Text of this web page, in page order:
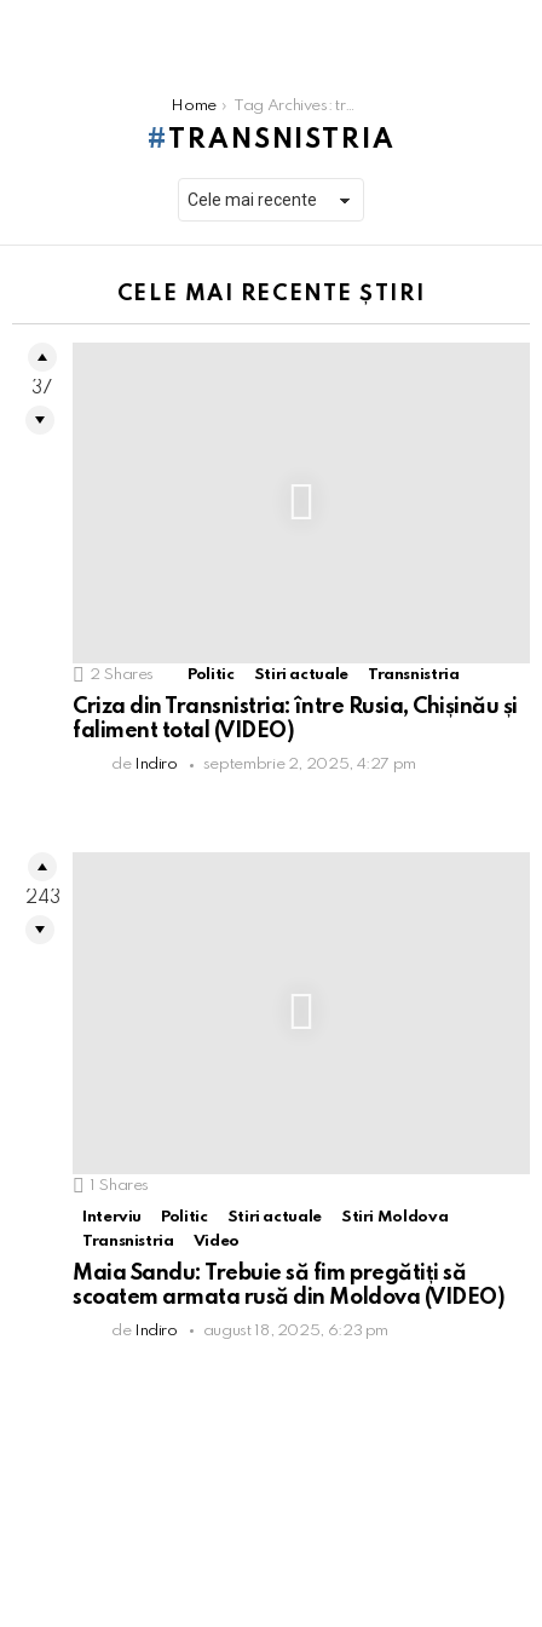
Home Tag Archives: transnistria
TRANSNISTRIA
CELE MAI RECENTE ȘTIRI
2 Shares Politic Stiri actuale Transnistria
Criza din Transnistria: între Rusia, Chișinău și
faliment total (VIDEO)
de Indiro septembrie 2, 2025, 4:27 pm
37
1 Shares
Interviu
Politic Stiri actuale
Stiri Moldova
Transnistria
Video
Maia Sandu: Trebuie să fim pregătiți să
scoatem armata rusă din Moldova (VIDEO)
de Indiro august 18, 2025, 6:23 pm
243